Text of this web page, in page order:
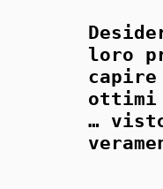
loro
capire
ottimi
…